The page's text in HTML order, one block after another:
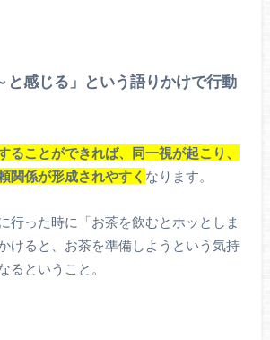
と感じる」という語りかけで行動
ることができれば、同一視が起こり、
関係が形成されやすく なります。
行った時に「お茶を飲むとホッとしま
けると、お茶を準備しようという気持
るということ。